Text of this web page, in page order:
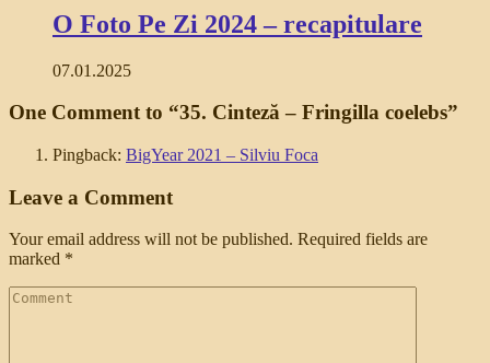
O Foto Pe Zi 2024 – recapitulare
07.01.2025
One Comment to “35. Cinteză – Fringilla coelebs”
Pingback: BigYear 2021 – Silviu Foca
Leave a Comment
Your email address will not be published. Required fields are
marked *